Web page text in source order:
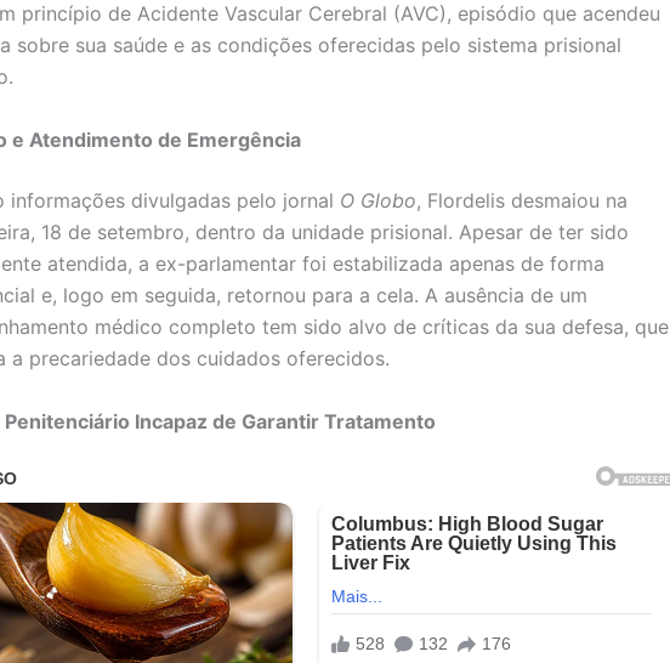
princípio de Acidente Vascular Cerebral (AVC), episódio que acendeu
sobre sua saúde e as condições oferecidas pelo sistema prisional
e Atendimento de Emergência
informações divulgadas pelo jornal O Globo, Flordelis desmaiou na
18 de setembro, dentro da unidade prisional. Apesar de ter sido
atendida, a ex-parlamentar foi estabilizada apenas de forma
e, logo em seguida, retornou para a cela. A ausência de um
médico completo tem sido alvo de críticas da sua defesa, que
a precariedade dos cuidados oferecidos.
Penitenciário Incapaz de Garantir Tratamento